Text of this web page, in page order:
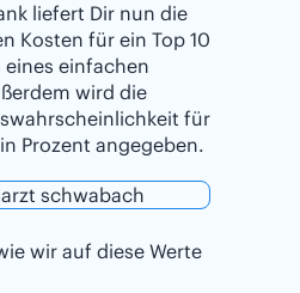
liefert Dir nun die
Kosten für ein Top 10
eines einfachen
wird die
für
Prozent angegeben.
wir auf diese Werte